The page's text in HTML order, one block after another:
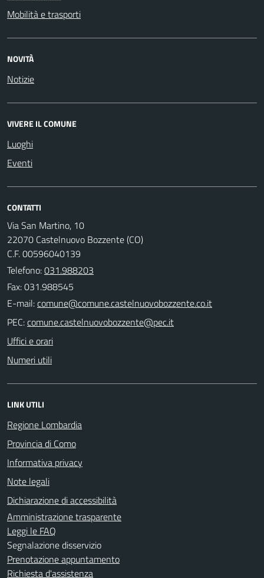
Mobilità e trasporti
NOVITÀ
Notizie
VIVERE IL COMUNE
Luoghi
Eventi
CONTATTI
Via San Martino, 10
22070 Castelnuovo Bozzente (CO)
C.F. 00596040139
Telefono:031.988203
Fax: 031.988545
E-mail:
PEC:
Uffici e orari
Numeri utili
LINK UTILI
Regione Lombardia
Provincia di Como
Informativa privacy
Note legali
Dichiarazione di accessibilità
Amministrazione trasparente
Leggi le FAQ
Segnalazione disservizio
Prenotazione appuntamento
Richiesta d'assistenza